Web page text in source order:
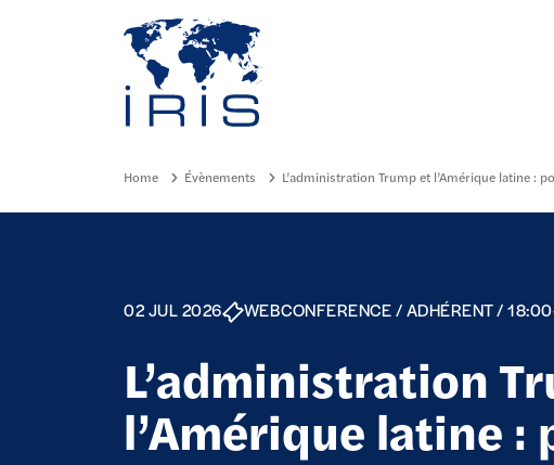
Home Évènements L’administration Trump et l’Amérique latine :
02 JUL 2026 WEBCONFERENCE / ADHÉRENT /
L’administration
l’Amérique latine :